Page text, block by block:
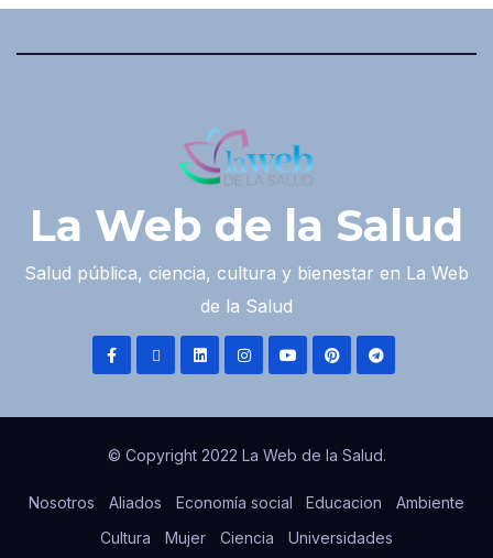
La Web de la Salud
Salud pública, ciencia, cultura y bienestar en La Web
de la Salud
© Copyright 2022 La Web de la Salud.
Nosotros Aliados Economía social Educacion
Ambiente
Cultura
Mujer Ciencia Universidades